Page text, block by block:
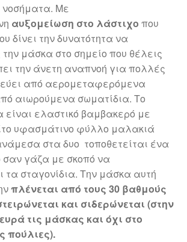
νοσήματα. Με
αυξομείωση στο λάστιχο που
δίνει την δυνατότητα να
μάσκα στο σημείο που θέλεις
την άνετη αναπνοή για πολλές
από αερομεταφερόμενα
αιωρούμενα σωματίδια. Το
ελαστικό βαμβακερό με
υφασμάτινο φύλλο μαλακιά
στα δυο τοποθετείται ένα
σαν γάζα με σκοπό να
σταγονίδια. Την μάσκα αυτή
πλένεται από τους 30 βαθμούς
και σιδερώνεται (στην
τις μάσκας και όχι στο
πούλιες).